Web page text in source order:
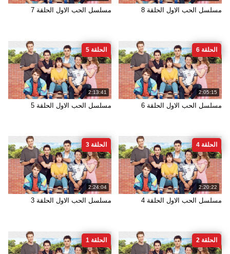
مسلسل الحب الاول الحلقة 8 مسلسل الحب الاول الحلقة 7
2:05:15
الحلقة 6
مسلسل الحب الاول الحلقة 6
2:13:41
الحلقة 5
مسلسل الحب الاول الحلقة 5
2:20:22
الحلقة 4
مسلسل الحب الاول الحلقة 4
2:24:04
الحلقة 3
مسلسل الحب الاول الحلقة 3
الحلقة 2 الحلقة 1